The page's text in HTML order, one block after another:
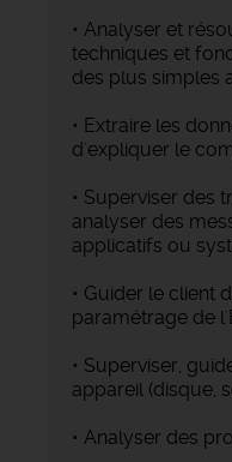
• Analyser et
techniques et
des plus simples
• Extraire les
d'expliquer le
• Superviser des
analyser des
applicatifs ou
• Guider le client
paramétrage de
• Superviser,
appareil (disque,
• Analyser des